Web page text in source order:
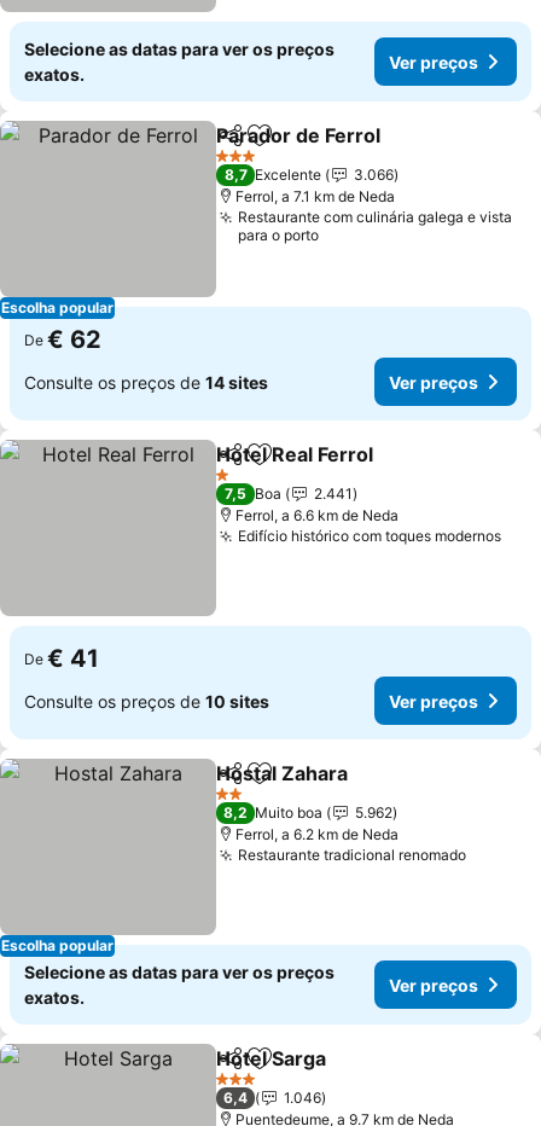
Selecione as datas para ver os preços
exatos.
Ver preços
Escolha popular
PartilharAdicionar aos favoritos
Parador de Ferrol
3 Estrelas
8,7 Excelente
3.066
Ferrol, a 7.1 km de Neda
Restaurante com culinária galega e vista
para o porto
De € 62
Consulte os preços de 14 sites Ver preços
PartilharAdicionar aos favoritos
Hotel Real Ferrol
1 Estrelas
7,5 Boa
2.441
Ferrol, a 6.6 km de Neda
Edifício histórico com toques modernosVer
De € 41
Consulte os preços de 10 sites Ver preços
Escolha popular
PartilharAdicionar aos favoritos
Hostal Zahara
2 Estrelas
8,2 Muito boa
5.962
Ferrol, a 6.2 km de Neda
Restaurante tradicional renomadoVer
Selecione as datas para ver os preços
exatos.
Ver preços
PartilharAdicionar aos favoritos
Hotel Sarga
3 Estrelas
6,4
1.046
Puentedeume, a 9.7 km de Neda